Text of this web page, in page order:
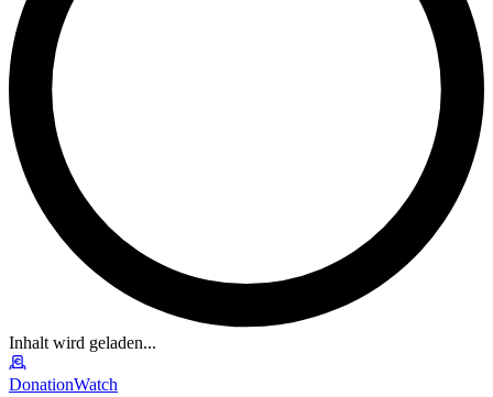
Inhalt wird geladen...
DonationWatch